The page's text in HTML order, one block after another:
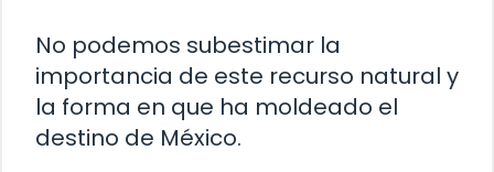
No podemos subestimar la
importancia de este recurso natural y
la forma en que ha moldeado el
destino de México.